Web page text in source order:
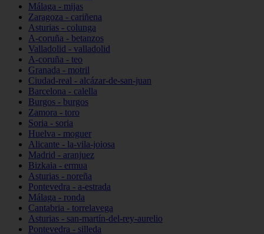
Málaga - mijas
Zaragoza - cariñena
Asturias - colunga
A-coruña - betanzos
Valladolid - valladolid
A-coruña - teo
Granada - motril
Ciudad-real - alcázar-de-san-juan
Barcelona - calella
Burgos - burgos
Zamora - toro
Soria - soria
Huelva - moguer
Alicante - la-vila-joiosa
Madrid - aranjuez
Bizkaia - ermua
Asturias - noreña
Pontevedra - a-estrada
Málaga - ronda
Cantabria - torrelavega
Asturias - san-martín-del-rey-aurelio
Pontevedra - silleda